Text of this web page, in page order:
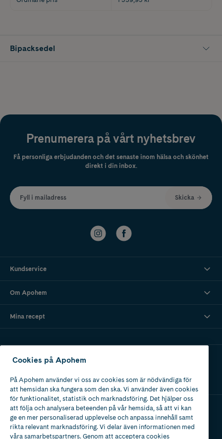
Bipacksedel
Prenumerera på vårt nyhetsbrev
Få personliga erbjudanden och det senaste inom hälsa och skönhet
direkt i din inbox.
Fyll i mailadress Skicka
Kundservice
Om Apohem
Mina recept
Ladda ner vår app
Apotek med tillstånd
av Läkemedelsverket
Cookies på Apohem
På Apohem använder vi oss av cookies som är nödvändiga för
att hemsidan ska fungera som den ska. Vi använder även cookies
för funktionalitet, statistik och marknadsföring. Det hjälper oss
att följa och analysera beteenden på vår hemsida, så att vi kan
ge en mer personaliserad upplevelse och anpassa innehåll samt
rikta relevant marknadsföring. Vi delar även informationen med
våra samarbetspartners. Genom att acceptera cookies